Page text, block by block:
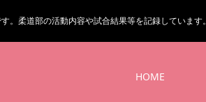
。柔道部の活動内容や試合結果等を記録しています。
HOME